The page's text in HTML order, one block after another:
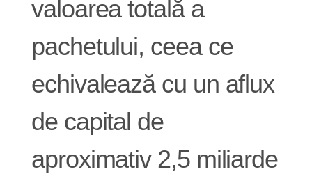
valoarea totală a
pachetului, ceea ce
echivalează cu un aflux
de capital de
aproximativ 2,5 miliarde